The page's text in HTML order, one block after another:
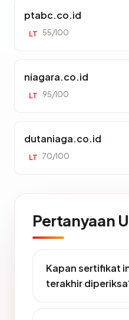
ptabc.co.id
LT 55/100
niagara.co.id
LT 95/100
dutaniaga.co.id
LT 70/100
Pertanyaan
Kapan sertifikat
terakhir